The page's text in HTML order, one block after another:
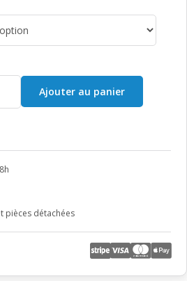
Ajouter au panier
pièces détachées